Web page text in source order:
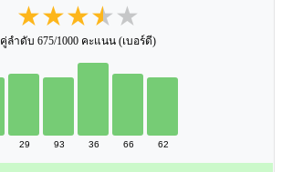
★★★★★
คู่ลำดับ 675/1000 คะแนน (เบอร์ดี)
29 93 36 66
62